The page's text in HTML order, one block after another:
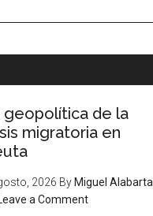
geopolítica de la
migratoria en
2026 By Miguel Alabarta
a Comment